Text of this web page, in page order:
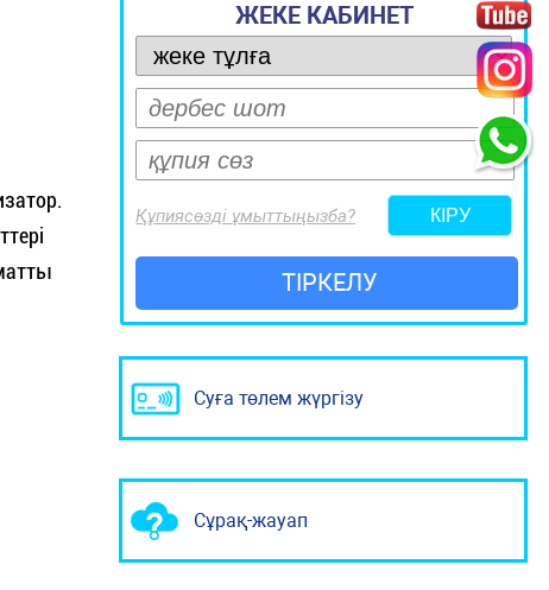
ЖЕКЕ КАБИНЕТ
Құпиясөзді ұмыттыңызба?
ТІРКЕЛУ
Суға төлем жүргізу
Сұрақ-жауап